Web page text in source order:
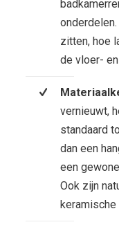
zitten, hoe
de vloer-
vernieuwt,
standaard
dan een
een
Ook zijn